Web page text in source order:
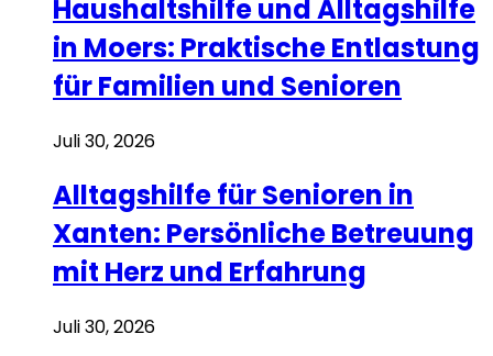
Haushaltshilfe und Alltagshilfe
in Moers: Praktische Entlastung
für Familien und Senioren
Juli 30, 2026
Alltagshilfe für Senioren in
Xanten: Persönliche Betreuung
mit Herz und Erfahrung
Juli 30, 2026